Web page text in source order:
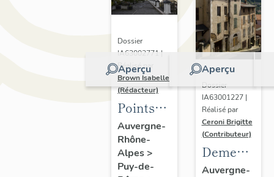
Aperçu
Dossier
IA63002771 |
Réalisé par
Brown Isabelle
(Rédacteur)
Points
de vue
sur le
paysage
Auvergne-
Rhône-
Alpes>
Puy-de-
Aperçu
Dossier
IA63001227 |
Réalisé par
Ceroni Brigitte
(Contributeur)
Demeures
en site
Auvergne-